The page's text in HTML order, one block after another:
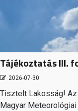
Tájékoztatás III.
2026-07-30
Tisztelt Lakosság!
Magyar